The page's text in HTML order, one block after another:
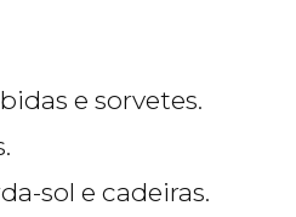
e sorvetes.
sol e cadeiras.